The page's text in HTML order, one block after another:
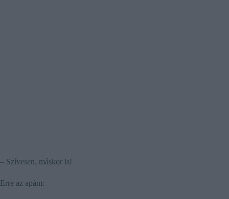
– Szívesen, máskor is!
Erre az apám: